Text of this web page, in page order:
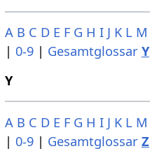
A B C D E F G H I J K L M
| 0-9| Gesamtglossar Y
Y
A B C D E F G H I J K L M
| 0-9| Gesamtglossar Z